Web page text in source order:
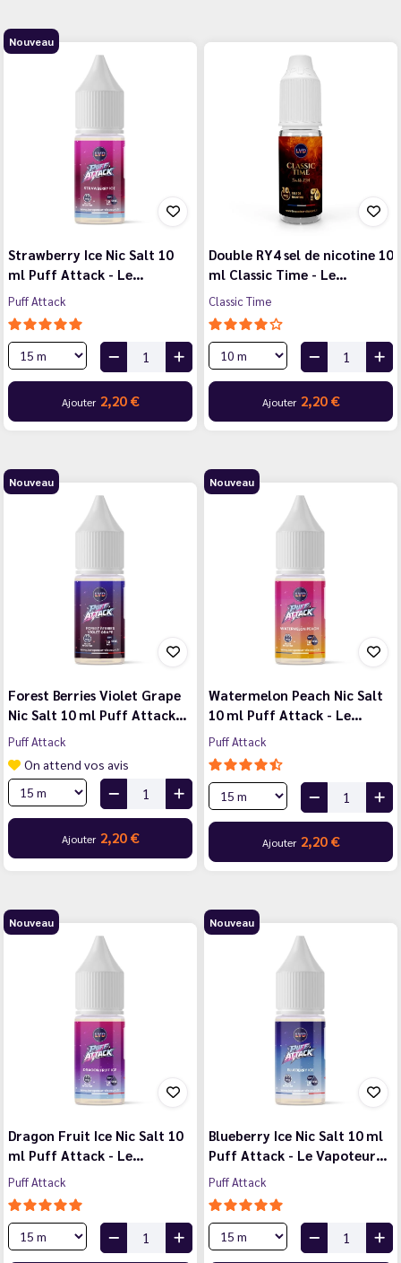
Nouveau
Strawberry Ice Nic Salt 10
ml Puff Attack - Le…
Puff Attack
Ajouter 2,20 €
Double RY4 sel de nicotine 10
ml Classic Time - Le…
Classic Time
Ajouter 2,20 €
Nouveau
Forest Berries Violet Grape
Nic Salt 10 ml Puff Attack…
Puff Attack
On attend vos avis
Ajouter 2,20 €
Nouveau
Watermelon Peach Nic Salt
10 ml Puff Attack - Le…
Puff Attack
Ajouter 2,20 €
Nouveau
Dragon Fruit Ice Nic Salt 10
ml Puff Attack - Le…
Puff Attack
Nouveau
Blueberry Ice Nic Salt 10 ml
Puff Attack - Le Vapoteur…
Puff Attack